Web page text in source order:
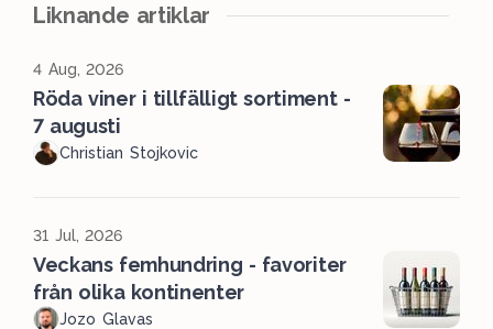
Liknande artiklar
4 Aug, 2026
Röda viner i tillfälligt sortiment -
7 augusti
Christian Stojkovic
31 Jul, 2026
Veckans femhundring - favoriter
från olika kontinenter
Jozo Glavas